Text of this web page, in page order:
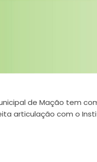
de Mação tem
articulação com o